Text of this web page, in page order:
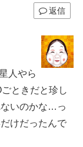
返信
人やら
ときだと珍し
ないのかな…っ
けだったんで